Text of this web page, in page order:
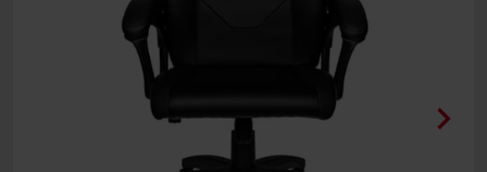
chevron_right